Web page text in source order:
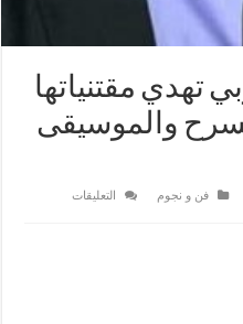
تهدي مقتنياتها
والموسيقى
فن و نجوم التعليقات